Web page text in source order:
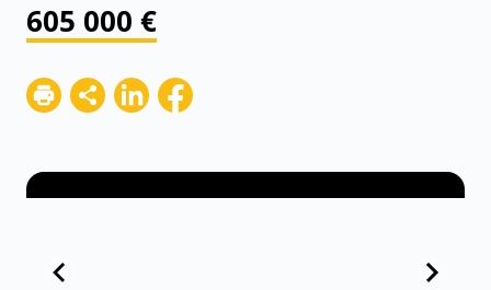
Kontakt
605 000 €